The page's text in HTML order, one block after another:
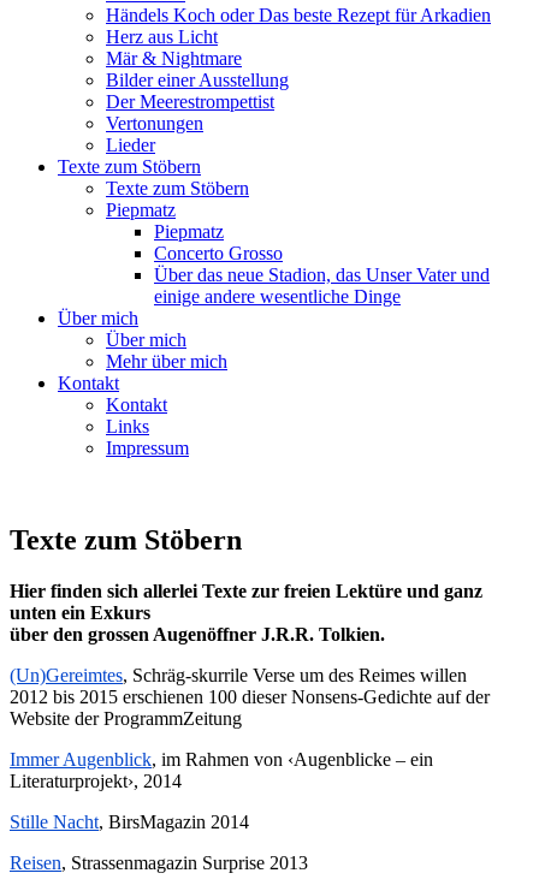
Händels Koch oder Das beste Rezept für Arkadien
Herz aus Licht
Mär & Nightmare
Bilder einer Ausstellung
Der Meerestrompettist
Vertonungen
Lieder
Texte zum Stöbern
Texte zum Stöbern
Piepmatz
Piepmatz
Concerto Grosso
Über das neue Stadion, das Unser Vater und
einige andere wesentliche Dinge
Über mich
Über mich
Mehr über mich
Kontakt
Kontakt
Links
Impressum
Texte zum Stöbern
Hier finden sich allerlei Texte zur freien Lektüre und ganz
unten ein Exkurs
über den grossen Augenöffner J.R.R. Tolkien.
(Un)Gereimtes, Schräg-skurrile Verse um des Reimes willen
2012 bis 2015 erschienen 100 dieser Nonsens-Gedichte auf der
Website der ProgrammZeitung
Immer Augenblick, im Rahmen von ‹Augenblicke – ein
Literaturprojekt›, 2014
Stille Nacht, BirsMagazin 2014
Reisen, Strassenmagazin Surprise 2013